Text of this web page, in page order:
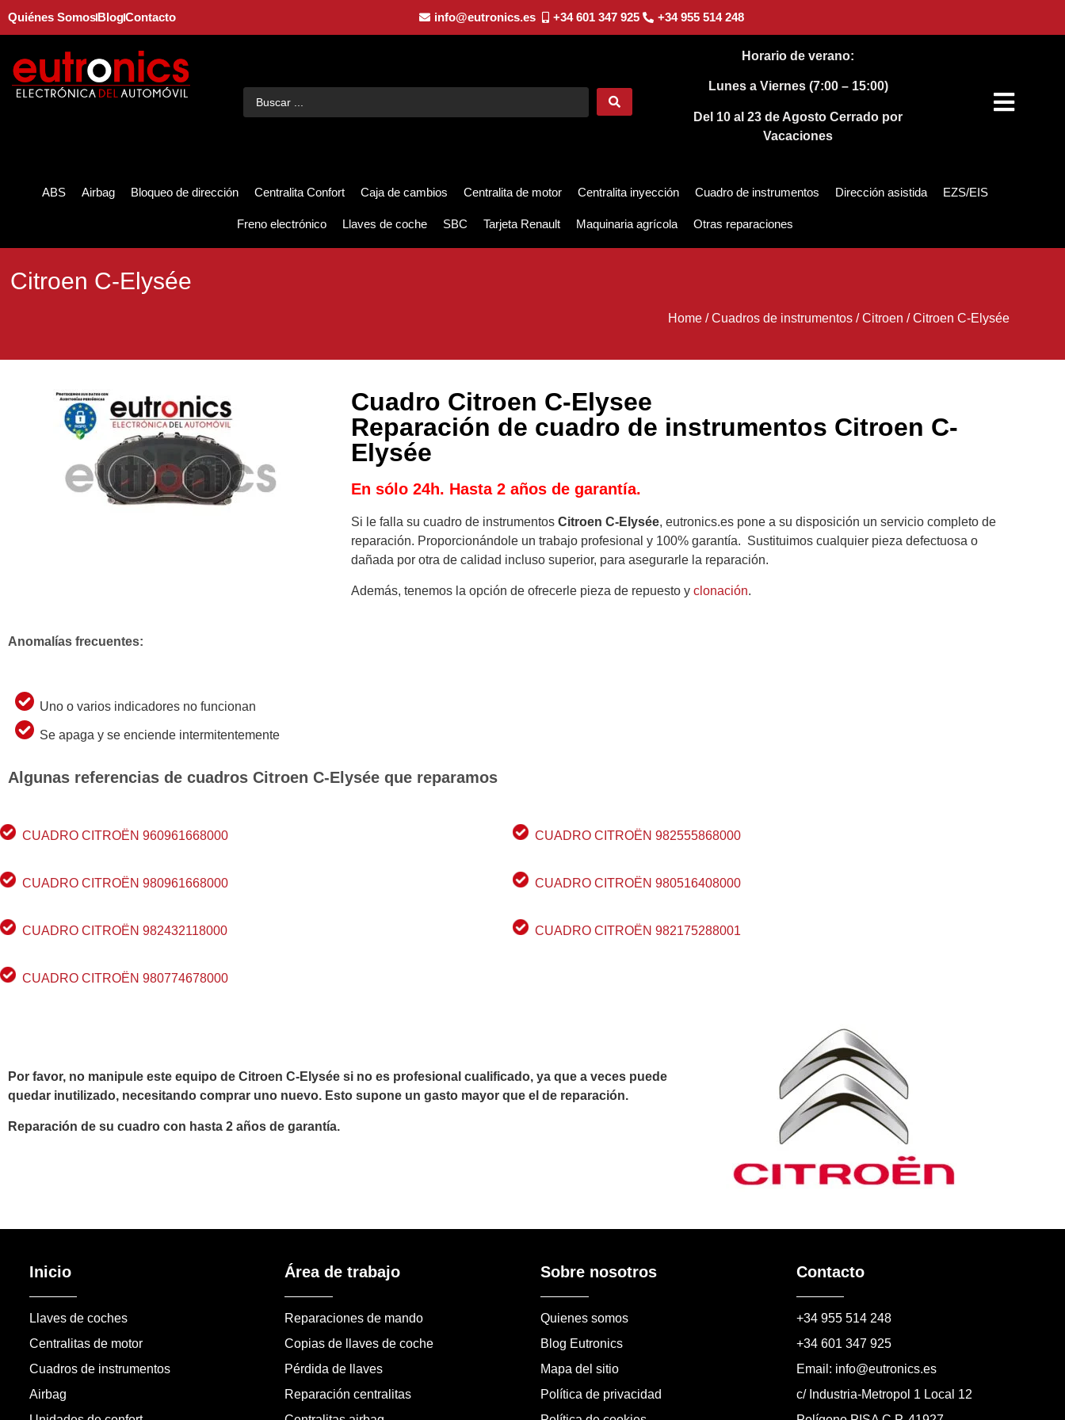
Quiénes SomosBlogContacto info@eutronics.es +34 601 347 925 +34 955 514 248
Horario de verano:
Lunes a Viernes (7:00 – 15:00)
Del 10 al 23 de AgostoCerrado por
Vacaciones
ABS Airbag Bloqueo de dirección Centralita Confort Caja de cambios Centralita de motor Centralita inyección Cuadro de instrumentos Dirección asistida EZS/EIS
Freno electrónico Llaves de coche SBC Tarjeta Renault Maquinaria agrícola Otras reparaciones
Citroen C-Elysée
Home /Cuadros de instrumentos /Citroen /Citroen C-Elysée
Cuadro Citroen C-Elysee
Reparación de cuadro de instrumentos Citroen C-
Elysée
En sólo 24h. Hasta 2 años de garantía.
Si le falla su cuadro de instrumentosCitroen C-Elysée, eutronics.es pone a su disposición un servicio completo de
reparación. Proporcionándole un trabajo profesional y 100% garantía. Sustituimos cualquier pieza defectuosa o
dañada por otra de calidad incluso superior, para asegurarle la reparación.
Además, tenemos la opción de ofrecerle pieza de repuesto yclonación.
Anomalías frecuentes:
Uno o varios indicadores no funcionan
Se apaga y se enciende intermitentemente
Algunas referencias de cuadros Citroen C-Elysée que reparamos
CUADRO CITROËN 960961668000 CUADRO CITROËN 982555868000
CUADRO CITROËN 980961668000 CUADRO CITROËN 980516408000
CUADRO CITROËN 982432118000 CUADRO CITROËN 982175288001
CUADRO CITROËN 980774678000
Por favor, no manipule este equipo de Citroen C-Elysée si no es profesional cualificado, ya que a veces puede
quedar inutilizado, necesitando comprar uno nuevo. Esto supone un gasto mayor que el de reparación.
Reparación de su cuadro con hasta 2 años de garantía.
Inicio
Llaves de coches
Centralitas de motor
Cuadros de instrumentos
Airbag
Área de trabajo
Reparaciones de mando
Copias de llaves de coche
Pérdida de llaves
Reparación centralitas
Sobre nosotros
Quienes somos
Blog Eutronics
Mapa del sitio
Política de privacidad
Contacto
+34 955 514 248
+34 601 347 925
Email: info@eutronics.es
c/ Industria-Metropol 1 Local 12